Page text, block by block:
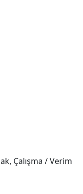
Çalışma / Verim